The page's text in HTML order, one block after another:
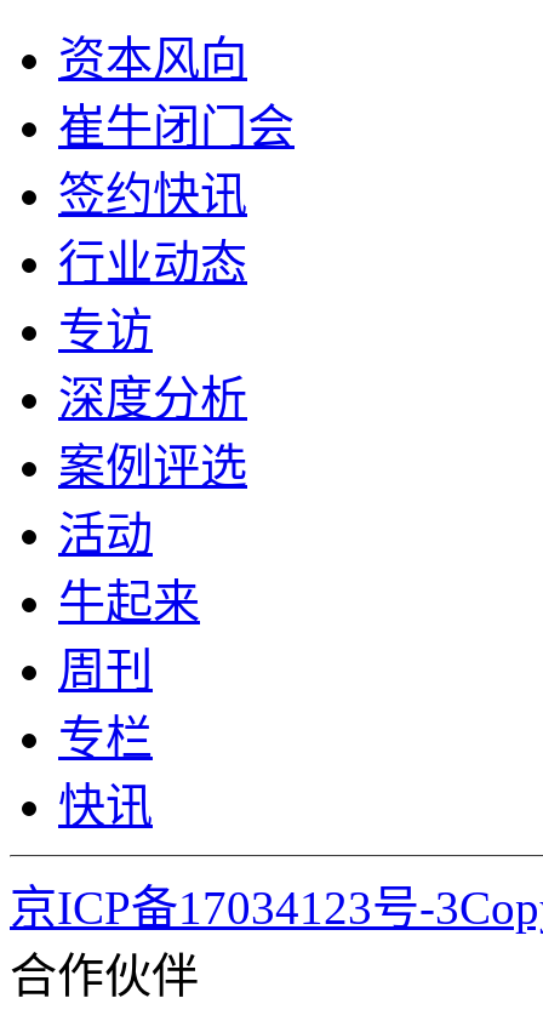
资本风向
崔牛闭门会
签约快讯
行业动态
专访
深度分析
案例评选
活动
牛起来
周刊
专栏
快讯
京ICP备17034123号-
合作伙伴